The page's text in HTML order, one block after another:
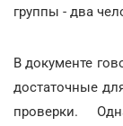
группы - два
В документе
достаточные
проверки.